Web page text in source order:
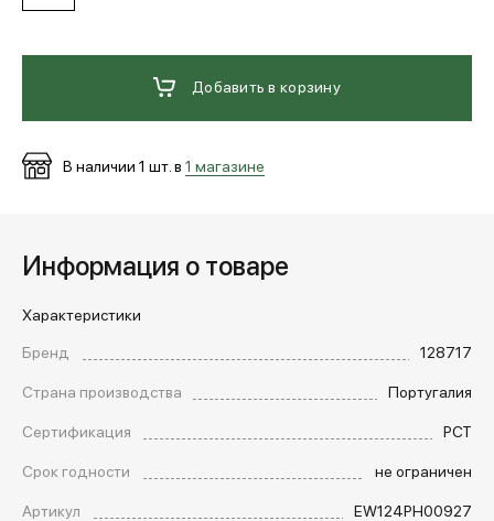
Добавить в корзину
В наличии 1 шт. в 1 магазине
Информация о товаре
Характеристики
Бренд
128717
Страна производства
Португалия
Сертификация
РСТ
Срок годности
не ограничен
Артикул
EW124PH00927